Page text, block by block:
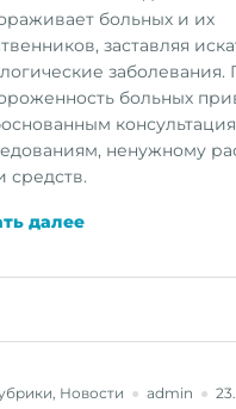
больных и их
заставляя
больных
ненужному
средств.
далее«Изменение
тела»
, Новости admin